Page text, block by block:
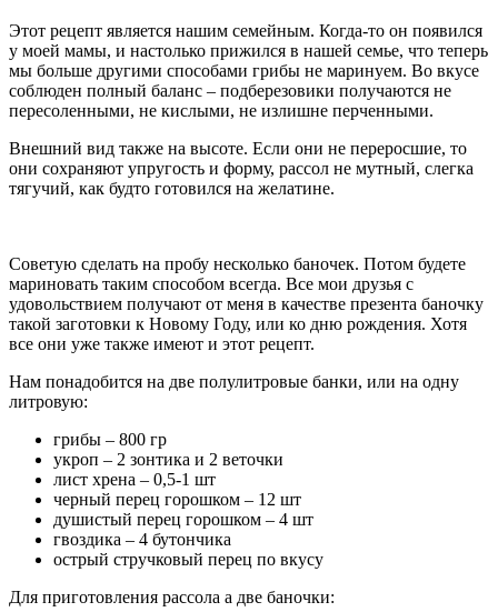
Этот рецепт является нашим семейным. Когда-то он появился
у моей мамы, и настолько прижился в нашей семье, что теперь
мы больше другими способами грибы не маринуем. Во вкусе
соблюден полный баланс – подберезовики получаются не
пересоленными, не кислыми, не излишне перченными.
Внешний вид также на высоте. Если они не переросшие, то
они сохраняют упругость и форму, рассол не мутный, слегка
тягучий, как будто готовился на желатине.
Советую сделать на пробу несколько баночек. Потом будете
мариновать таким способом всегда. Все мои друзья с
удовольствием получают от меня в качестве презента баночку
такой заготовки к Новому Году, или ко дню рождения. Хотя
все они уже также имеют и этот рецепт.
Нам понадобится на две полулитровые банки, или на одну
литровую:
грибы – 800 гр
укроп – 2 зонтика и 2 веточки
лист хрена – 0,5-1 шт
черный перец горошком – 12 шт
душистый перец горошком – 4 шт
гвоздика – 4 бутончика
острый стручковый перец по вкусу
Для приготовления рассола а две баночки: